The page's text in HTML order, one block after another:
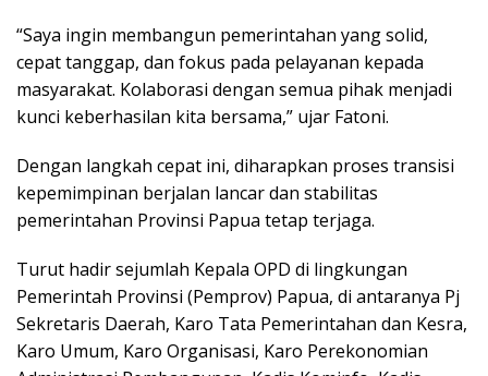
“Saya ingin membangun pemerintahan yang solid,
cepat tanggap, dan fokus pada pelayanan kepada
masyarakat. Kolaborasi dengan semua pihak menjadi
kunci keberhasilan kita bersama,” ujar Fatoni.
Dengan langkah cepat ini, diharapkan proses transisi
kepemimpinan berjalan lancar dan stabilitas
pemerintahan Provinsi Papua tetap terjaga.
Turut hadir sejumlah Kepala OPD di lingkungan
Pemerintah Provinsi (Pemprov) Papua, di antaranya Pj
Sekretaris Daerah, Karo Tata Pemerintahan dan Kesra,
Karo Umum, Karo Organisasi, Karo Perekonomian